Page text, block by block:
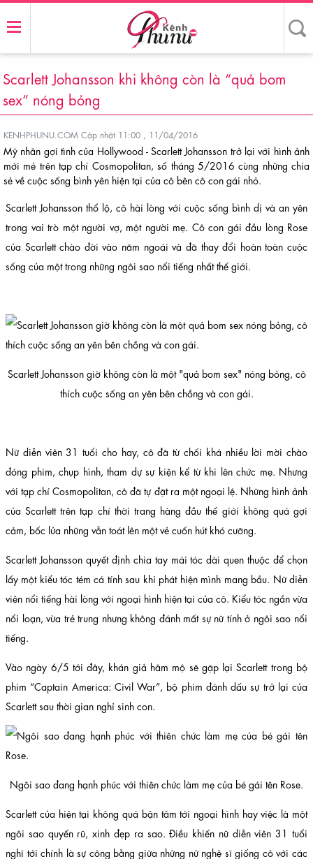
Scarlett Johansson khi không còn là “quả bom
sex” nóng bỏng
KENHPHUNU.COM Cập nhật 11:00 , 11/04/2016
Mỹ nhân gợi tình của Hollywood - Scarlett Johansson trở lại với hình ảnh
mới mẻ trên tạp chí Cosmopolitan, số tháng 5/2016 cùng những chia
sẻ về cuộc sống bình yên hiện tại của cô bên cô con gái nhỏ.
Scarlett Johansson thổ lộ, cô hài lòng với cuộc sống bình dị và an yên
trong vai trò một người vợ, một người mẹ. Cô con gái đầu lòng Rose
của Scarlett chào đời vào năm ngoái và đã thay đổi hoàn toàn cuộc
sống của một trong những ngôi sao nổi tiếng nhất thế giới.
Scarlett Johansson giờ không còn là một "quả bom sex" nóng bỏng, cô
thích cuộc sống an yên bên chồng và con gái.
Nữ diễn viên 31 tuổi cho hay, cô đã từ chối khá nhiều lời mời chào
đóng phim, chụp hình, tham dự sự kiện kể từ khi lên chức mẹ. Nhưng
với tạp chí Cosmopolitan, cô đã tự đặt ra một ngoại lệ. Những hình ảnh
của Scarlett trên tạp chí thời trang hàng đầu thế giới không quá gợi
cảm, bốc lửa những vẫn toát lên một vẻ cuốn hút khó cưỡng.
Scarlett Johansson quyết định chia tay mái tóc dài quen thuộc để chọn
lấy một kiểu tóc tém cá tính sau khi phát hiện mình mang bầu. Nữ diễn
viên nổi tiếng hài lòng với ngoại hình hiện tại của cô. Kiểu tóc ngắn vừa
nổi loạn, vừa trẻ trung nhưng không đánh mất sự nữ tính ở ngôi sao nổi
tiếng.
Vào ngày 6/5 tới đây, khán giả hâm mộ sẽ gặp lại Scarlett trong bộ
phim “Captain America: Civil War”, bộ phim đánh dấu sự trở lại của
Scarlett sau thời gian nghỉ sinh con.
Ngôi sao đang hạnh phúc với thiên chức làm mẹ của bé gái tên Rose.
Scarlett của hiện tại không quá bận tâm tới ngoại hình hay việc là một
ngôi sao quyến rũ, xinh đẹp ra sao. Điều khiến nữ diễn viên 31 tuổi
nghĩ tới chính là sự công bằng giữa những nữ nghệ sĩ giống cô với các